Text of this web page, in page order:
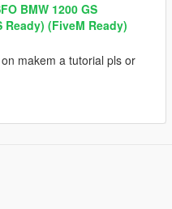
BMW 1200 GS
(FiveM Ready)
makem a tutorial pls or